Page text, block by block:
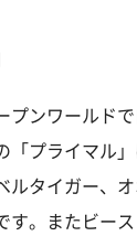
プンワールド
「プライマル
タイガー、
す。またビー